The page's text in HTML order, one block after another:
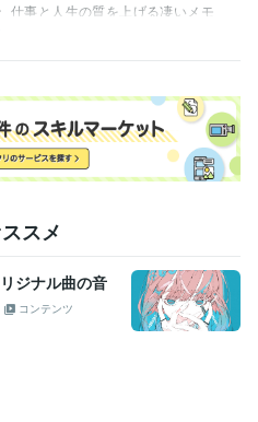
仕事と人生の質を上げる凄いメモ
が教える企画書とプレゼン実践講
画書、プレゼン指導
マーケティン
スメ
ジナル曲の音
コンテンツ